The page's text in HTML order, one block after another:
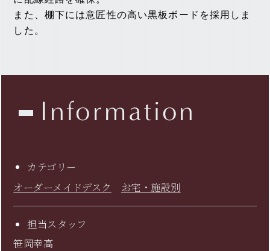
また、棚下には意匠性の高い黒板ボードを採用しま
した。
Information
カテゴリー
オーダーメイドデスク
お宅・施設別
担当スタッフ
笹岡幸高